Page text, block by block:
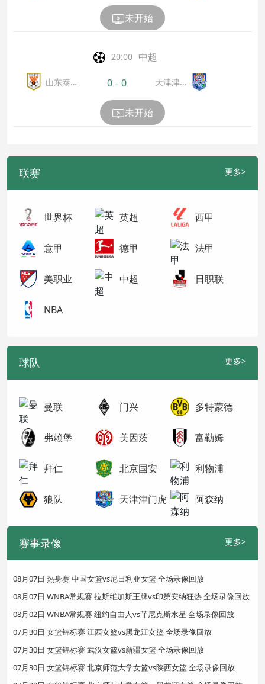
未开始
20:00 中超
山东泰
0 - 0
天津津门
未开始
联赛 更多>
世界杯 英超 西甲
意甲 德甲 法甲
美职业 中超 日职联
NBA
球队 更多>
曼联 门兴 多特蒙德
弗赖堡 美因茨 富勒姆
拜仁 北京国安 利物浦
狼队 天津津门虎 阿森纳
赛事录像 更多>
08月07日 热身赛 中国女篮vs尼日利亚女篮 全场录像回放
08月07日 WNBA常规赛 拉斯维加斯王牌vs印第安纳狂热 全场录像回放
08月02日 WNBA常规赛 纽约自由人vs菲尼克斯水星 全场录像回放
07月30日 女篮锦标赛 江西女篮vs黑龙江女篮 全场录像回放
07月30日 女篮锦标赛 武汉女篮vs新疆女篮 全场录像回放
07月30日 女篮锦标赛 北京师范大学女篮vs陕西女篮 全场录像回放